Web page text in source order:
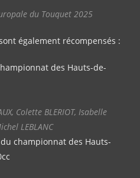
du Touquet 2025
également récompensés :
des Hauts-de-
Colette BLERIOT, Isabelle
LEBLANC
championnat des Hauts-